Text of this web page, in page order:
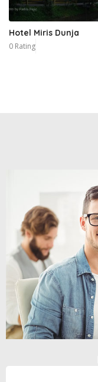
Hotel Miris Dunja
0 Rating